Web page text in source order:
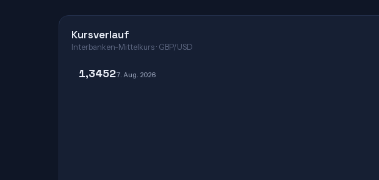
Kursverlauf
Interbanken-Mittelkurs · GBP/USD
1,34527. Aug. 2026